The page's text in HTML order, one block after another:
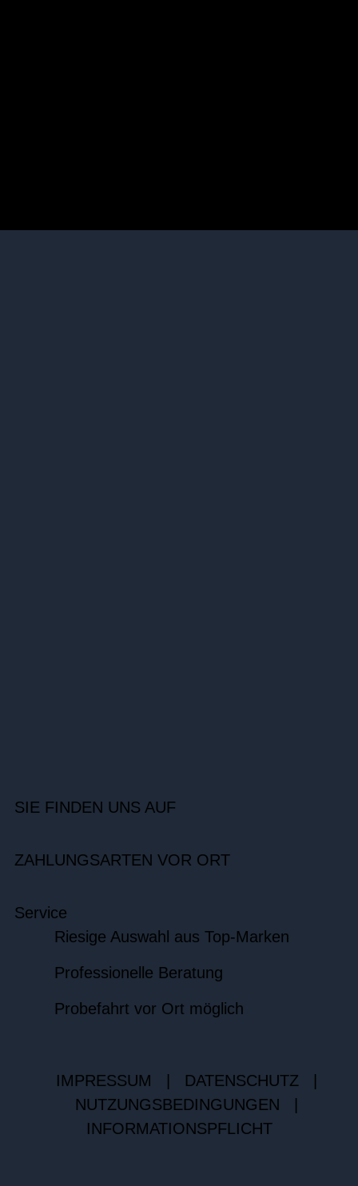
SIE FINDEN UNS AUF
ZAHLUNGSARTEN VOR ORT
Service
Riesige Auswahl aus Top-Marken
Professionelle Beratung
Probefahrt vor Ort möglich
IMPRESSUM DATENSCHUTZ
NUTZUNGSBEDINGUNGEN
INFORMATIONSPFLICHT